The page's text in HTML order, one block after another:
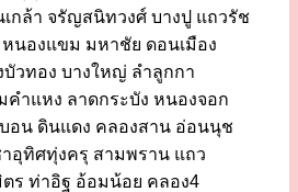
กล้า จรัญสนิทวงศ์ บางปู แถวรัช
นองแขม มหาชัย ดอนเมือง
บัวทอง บางใหญ่ ลำลูกกา
คำแหง ลาดกระบัง หนองจอก
อน ดินแดง คลองสาน อ่อนนุช
อุทิศทุ่งครุ สามพราน แถว
ร ท่าอิฐ อ้อมน้อย คลอง4